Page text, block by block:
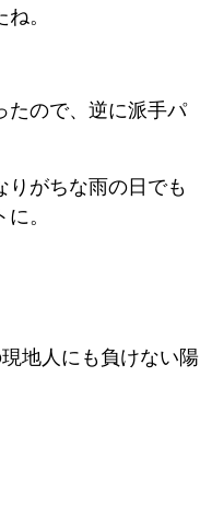
。
たので、逆に派手パ
りがちな雨の日でも
。
地人にも負けない陽